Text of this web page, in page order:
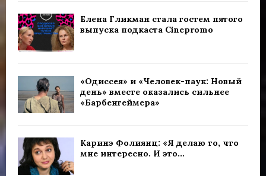
Елена Гликман стала гостем пятого
выпуска подкаста Cinepromo
«Одиссея» и «Человек-паук: Новый
день» вместе оказались сильнее
«Барбенгеймера»
Каринэ Фолиянц: «Я делаю то, что
мне интересно. И это...